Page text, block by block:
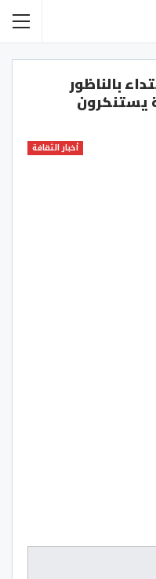
بالناظور
يستنكرون
أخبار الثقافة